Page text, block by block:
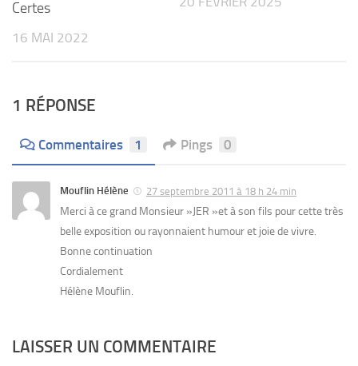
Certes
16 MAI 2022
1 RÉPONSE
Commentaires 1 Pings 0
Mouflin Hélène 27 septembre 2011 à 18 h 24 min
Merci à ce grand Monsieur »JER »et à son fils pour cette très
belle exposition ou rayonnaient humour et joie de vivre.
Bonne continuation
Cordialement
Hélène Mouflin.
LAISSER UN COMMENTAIRE